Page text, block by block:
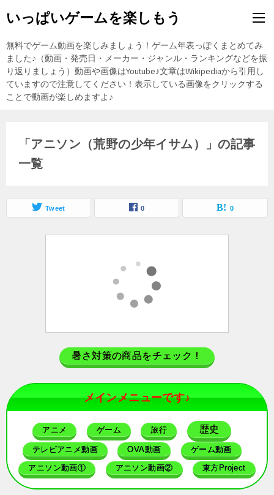
いっぱいゲームを楽しもう
無料でゲーム動画を楽しみましょう！ゲーム年表っぽくまとめてみ
ました♪（動画・発売日・メーカー・ジャンル・ランキングなどを振
り返りましょう）動画や画像はYoutube♪文章はWikipediaから引用し
ていますので注意してください！表示している画像をクリックする
ことで動画が楽しめますよ♪
「アニソン（荒野の少年イサム）」の記事
一覧
Tweet 0 0
暑さ対策の商品をチェック！
メインメニューです♪
アニメ ゲーム 旅行 歴史
テレビアニメ動画 OVA動画 ゲーム動画
アニソン動画① アニソン動画② 東方Project